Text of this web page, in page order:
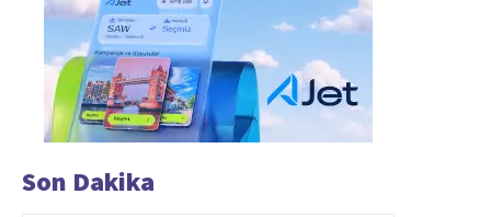
Son Dakika